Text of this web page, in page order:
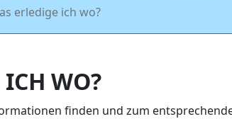
erledige ich wo?
ICH WO?
finden und zum